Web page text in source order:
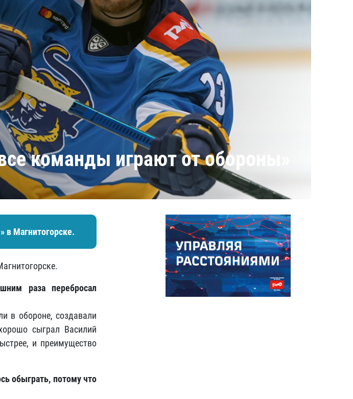
команды играют от обороны»
в Магнитогорске.
раза перебросал
в обороне, создавали
сыграл Василий
и преимущество
обыграть, потому что